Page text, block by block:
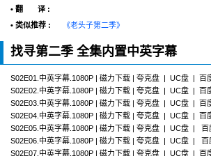
• 翻 译 :
• 类似推荐 :
《老头子第二季》
找寻第二季 全集内置中英字幕
S02E01.中英字幕.1080P | 磁力下载 | 夸克盘 | UC盘 |
S02E02.中英字幕.1080P | 磁力下载 | 夸克盘 | UC盘 |
S02E03.中英字幕.1080P | 磁力下载 | 夸克盘 | UC盘 |
S02E04.中英字幕.1080P | 磁力下载 | 夸克盘 | UC盘 |
S02E05.中英字幕.1080P | 磁力下载 | 夸克盘 | UC盘 |
S02E06.中英字幕.1080P | 磁力下载 | 夸克盘 | UC盘 |
S02E07.中英字幕.1080P | 磁力下载 | 夸克盘 | UC盘 |